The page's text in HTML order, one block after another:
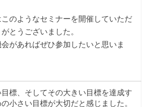
のようなセミナーを開催していただ
とうございました。
会があればぜひ参加したいと思いま
目標、そしてその大きい目標を達成す
小さい目標が大切だと感じました。